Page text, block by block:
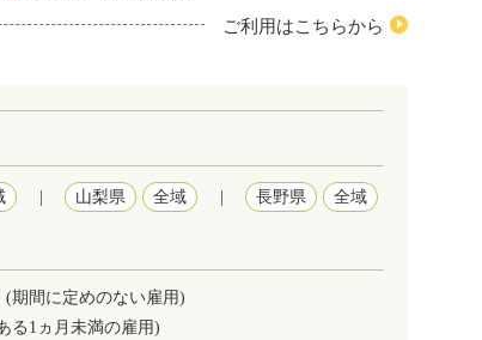
ご利用はこちらから
山梨県 全域 長野県 全域
期間に定めのない雇用)
る1ヵ月未満の雇用)